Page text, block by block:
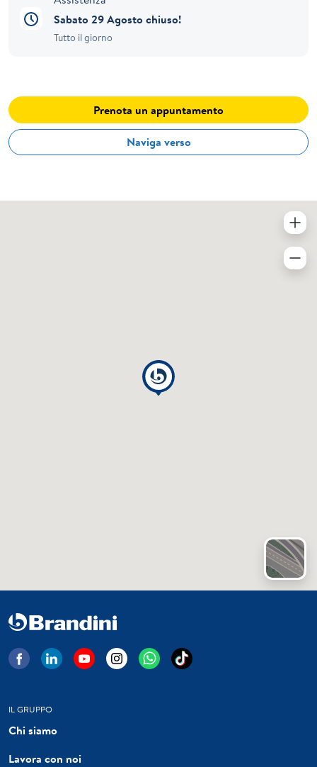
Sabato 29 Agosto chiuso!
Tutto il giorno
Prenota un appuntamento
Naviga verso
IL GRUPPO
Chi siamo
Lavora con noi